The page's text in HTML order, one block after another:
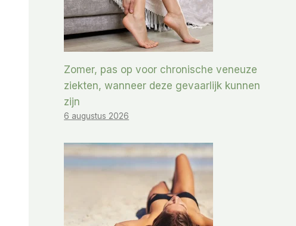
Zomer, pas op voor chronische veneuze
ziekten, wanneer deze gevaarlijk kunnen
zijn
6 augustus 2026